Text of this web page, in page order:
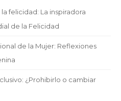
felicidad: La inspiradora
de la Felicidad
de la Mujer: Reflexiones
¿Prohibirlo o cambiar